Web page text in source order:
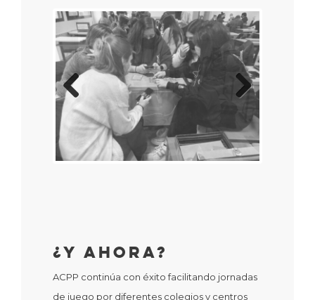
Previous Next
¿Y Ahora?
ACPP continúa con éxito facilitando jornadas
de juego por diferentes colegios y centros